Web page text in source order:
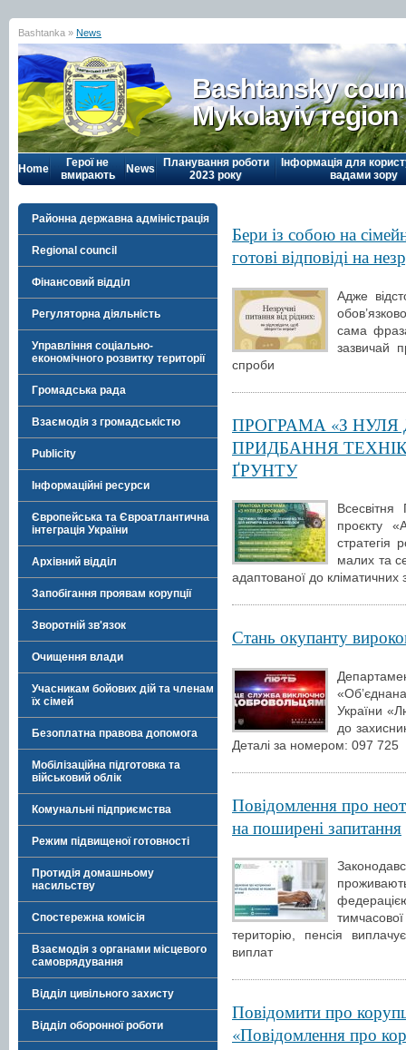
Bashtanka » News
Bashtansky
Mykolayiv region
Home
Герої не
вмирають
News
Планування роботи
2023 року
Інформація для
вадами зору
Районна державна адміністрація
Regional council
Фінансовий відділ
Регуляторна діяльність
Управління соціально-
економічного розвитку території
Громадська рада
Взаємодія з громадськістю
Publicity
Інформаційні ресурси
Європейська та Євроатлантична
інтеграція України
Архівний відділ
Запобігання проявам корупції
Зворотній зв'язок
Очищення влади
Учасникам бойових дій та членам
їх сімей
Безоплатна правова допомога
Мобілізаційна підготовка та
військовий облік
Комунальні підприємства
Режим підвищеної готовності
Протидія домашньому
насильству
Спостережна комісія
Взаємодія з органами місцевого
самоврядування
Відділ цивільного захисту
Відділ оборонної роботи
Бери із собою на
готові відповіді на
Адже
сама
зазвичай
спроби
ПРОГРАМА «З
ПРИДБАННЯ
ҐРУНТУ
проєкту
стратегія
малих та
адаптованої до кліматичних
Стань окупанту
України
до
Деталі за номером: 097 725
Повідомлення про
на поширені запитання
тимчасової
територію, пенсія
виплат
Повідомити про
«Повідомлення про